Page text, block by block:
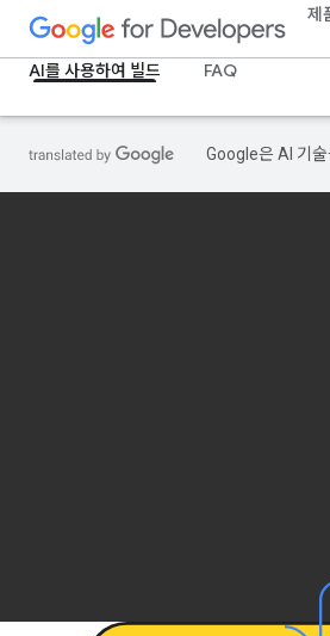
제
AI를 사용하여 빌드 FAQ
Google은 AI 기술